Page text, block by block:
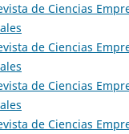
de Ciencias
de Ciencias
de Ciencias
de Ciencias